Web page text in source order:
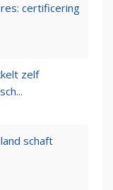
certificering
zelf
schaft